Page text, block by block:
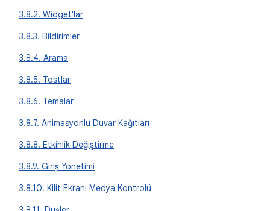
3.8.2. Widget'lar
3.8.3. Bildirimler
3.8.4. Arama
3.8.5. Tostlar
3.8.6. Temalar
3.8.7. Animasyonlu Duvar Kağıtları
3.8.8. Etkinlik Değiştirme
3.8.9. Giriş Yönetimi
3.8.10. Kilit Ekranı Medya Kontrolü